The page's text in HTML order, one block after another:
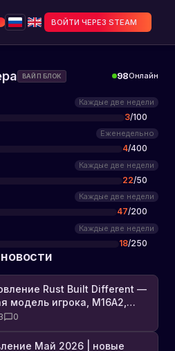
ВОЙТИ ЧЕРЕЗ STEAM
ВАЙП БЛОК 98Онлайн
Каждые две недели
3/100
Еженедельно
4/400
Каждые две недели
22/50
Каждые две недели
47/200
Каждые две недели
18/250
Rust Built Different —
модель игрока, M16A2,
Industrial DLC и полный
изменений
0
Май 2026 | новые